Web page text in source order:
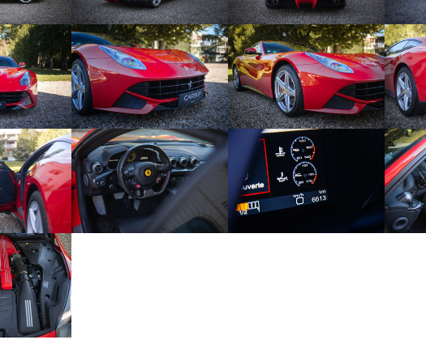
rabattables électriquement
les appuie-tête
des pneus